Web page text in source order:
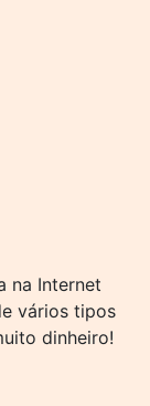
na Internet
vários tipos
dinheiro!